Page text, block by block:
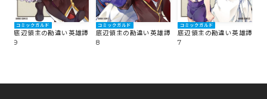
コミックガルド
底辺領主の勘違い英雄譚
9
コミックガルド
底辺領主の勘違い英雄譚
8
コミックガルド
底辺領主の勘違い英雄譚
7